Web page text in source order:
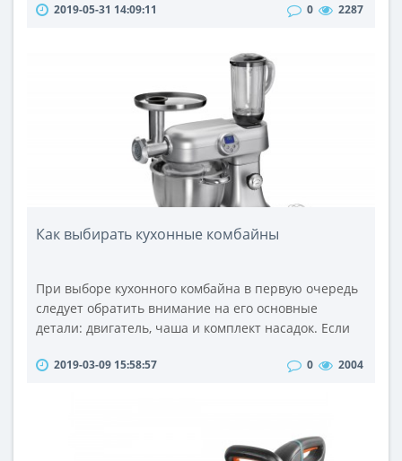
модели в GTX 770 используется графический
видеокартам 600 серии. Nvidia позиционирует
новую видеокарту как замену GTX 670, но по своим
характеристикам она ближе к GTX 680. Различия м..
2019-05-31 14:09:11 0 2287
Как выбирать кухонные комбайны
При выборе кухонного комбайна в первую очередь
следует обратить внимание на его основные
детали: двигатель, чаша и комплект насадок. Если
комплектующим, выбор кухонного комбайна может
Двигатель – это скорость, скорость вращения..
2019-03-09 15:58:57 0 2004